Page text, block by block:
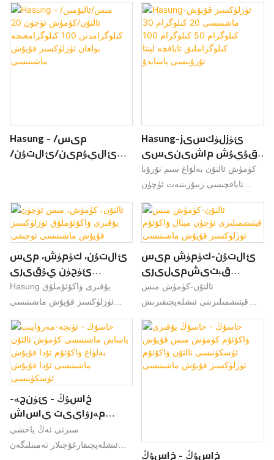
Hasung - مىس/
ئاليۇمىن/ئالتۇن/
ئۈزلۈكسىز قۇيۇش
ماشىنىسى
Hasung-ئۈزلۈكسىز
قۇيۇش ماشىنىسى
20 كىلوگرام 30
كىلوگرام 50 كىلوگرام
تاياقچە لېنتا
تۇرۇبىسى ياسايدۇ
كۈمۈش ئالتۇن بەلۋاغ سىم تۇرۇبا
تاياقچىسى زىبۇزىننەت ئۈچۈن
بازارغا سېلىنىشى بىلەنلا ، نۇرغۇن
خېرىدارلارنىڭ ئاكتىپ ئىنكاسىنى
قوبۇل قىلدى ، ئۇلار بۇ خىل
مەھسۇلاتنىڭ ئۇلارنىڭ ئېھتىياجىنى
ئۈنۈملۈك ھەل قىلالايدىغانلىقىنى
ئېيتتى. بۇنىڭدىن باشقا ، بۇ
مەھسۇلات مېتال قۇيۇشتا كەڭ
كۆلەمدە ئىشلىتىلىدۇ. 20 كىلوگىرام
30 كىلوگىرام 50 كىلوگىرام 100
كىلوگىراملىق تاياقچە تۇرۇبا
ياساشتا ئۈزلۈكسىز قۇيۇش
خۇلاسىلەپ ، ئۇلارنى ئۈزلۈكسىز
ئالتۇن، كۈمۈش، مىس
ئۈچۈن يۇقىرى
ۋاكۇئۇملۇق
ئۈزلۈكسىز قۇيۇش
ماشىنىسى
ئوچىقى
Hasung يۇقىرى ۋاكۇئۇملۇق
ئۈزلۈكسىز قۇيۇش ماشىنىسى
ئالتۇن، كۈمۈش ۋە مىس سىملار،
لېنتىلار ۋە تۇرۇبىلارنى يۇقىرى
ئېنىقلىقتا ئىشلەپچىقىرىش ئۈچۈن
ئالتۇن-كۈمۈش مىس
قېتىشمىلىرى
ئۈچۈن مېتال ۋاكۇئۇم
ئۈزلۈكسىز قۇيۇش
ماشىنىسى
ئالتۇن-كۈمۈش مىس
قېتىشمىلىرىنى ئىشلەپچىقىرىش
ئۈچۈن ئىشلىتىلىدىغان مېتال
ۋاكۇئۇم ئۈزلۈكسىز قۇيۇش
ماشىنىسى ۋاكۇئۇم ۋە ئىنېرت گاز
قوغداش تېخنىكىسىنى قوللىنىدۇ، ئۇ
خاسۇڭ - ئۈنچە-
مەرۋايىت ياساش
ماشىنىسى كۈمۈش
ئالتۇن بەلۋاغ ۋاكۇئۇم
سىزنى ئەڭ ياخشى
ئىشلەپچىقارغۇچىلار تەمىنلىگەن
خاسۇڭ - خاسۇڭ